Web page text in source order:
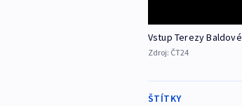
Vstup Terezy Baldové
Zdroj: ČT24
ŠTÍTKY